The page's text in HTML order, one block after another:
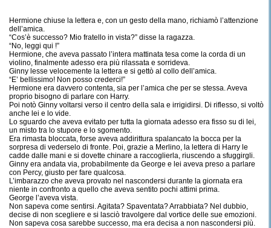
Hermione chiuse la lettera e, con un gesto della mano, richiamò l’attenzione
dell’amica.
“Cos’è successo? Mio fratello in vista?” disse la ragazza.
“No, leggi qui !”
Hermione, che aveva passato l’intera mattinata tesa come la corda di un
violino, finalmente adesso era più rilassata e sorrideva.
Ginny lesse velocemente la lettera e si gettò al collo dell’amica.
“E’ bellissimo! Non posso crederci!”
Hermione era davvero contenta, sia per l’amica che per se stessa. Aveva
proprio bisogno di parlare con Harry.
Poi notò Ginny voltarsi verso il centro della sala e irrigidirsi. Di riflesso, si voltò
anche lei e lo vide.
Lo sguardo che aveva evitato per tutta la giornata adesso era fisso su di lei,
un misto tra lo stupore e lo sgomento.
Era rimasta bloccata, forse aveva addirittura spalancato la bocca per la
sorpresa di vederselo di fronte. Poi, grazie a Merlino, la lettera di Harry le
cadde dalle mani e si dovette chinare a raccoglierla, riuscendo a sfuggirgli.
Ginny era andata via, probabilmente da George e lei aveva preso a parlare
con Percy, giusto per fare qualcosa.
L’imbarazzo che aveva provato nel nascondersi durante la giornata era
niente in confronto a quello che aveva sentito pochi attimi prima.
George l’aveva vista.
Non sapeva come sentirsi. Agitata? Spaventata? Arrabbiata? Nel dubbio,
decise di non scegliere e si lasciò travolgere dal vortice delle sue emozioni.
Non sapeva cosa sarebbe successo, ma era decisa a non nascondersi più.